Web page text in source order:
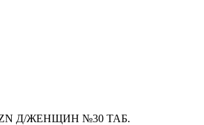
Д/ЖЕНЩИН №30 ТАБ.